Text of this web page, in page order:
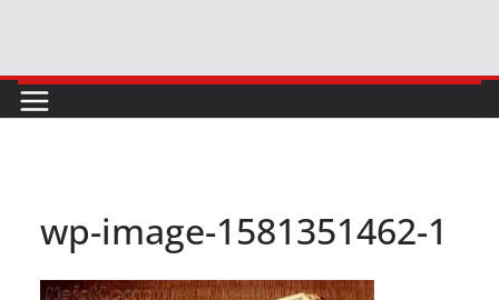
content
wp-image-1581351462-1